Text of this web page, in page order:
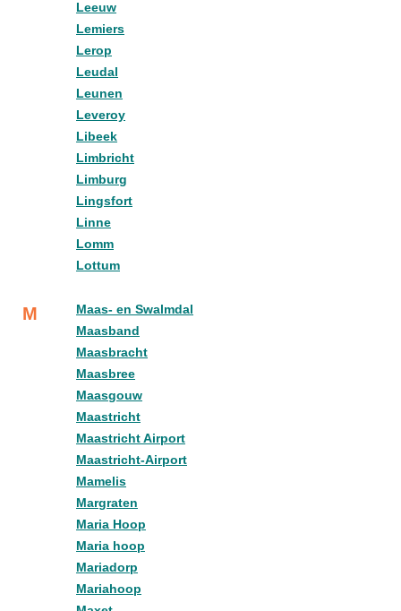
Leeuw
Lemiers
Lerop
Leudal
Leunen
Leveroy
Libeek
Limbricht
Limburg
Lingsfort
Linne
Lomm
Lottum
M
Maas- en Swalmdal
Maasband
Maasbracht
Maasbree
Maasgouw
Maastricht
Maastricht Airport
Maastricht-Airport
Mamelis
Margraten
Maria Hoop
Maria hoop
Mariadorp
Mariahoop